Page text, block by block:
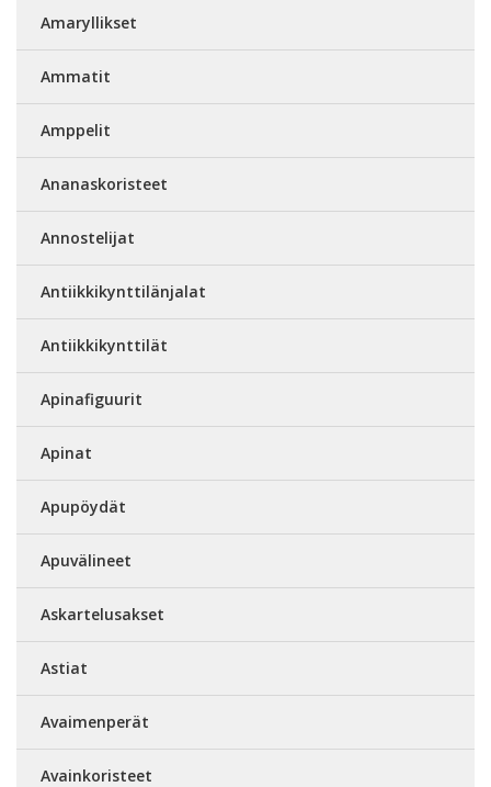
Amaryllikset
Ammatit
Amppelit
Ananaskoristeet
Annostelijat
Antiikkikynttilänjalat
Antiikkikynttilät
Apinafiguurit
Apinat
Apupöydät
Apuvälineet
Askartelusakset
Astiat
Avaimenperät
Avainkoristeet